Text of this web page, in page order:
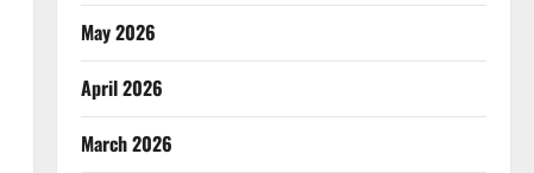
May 2026
April 2026
March 2026